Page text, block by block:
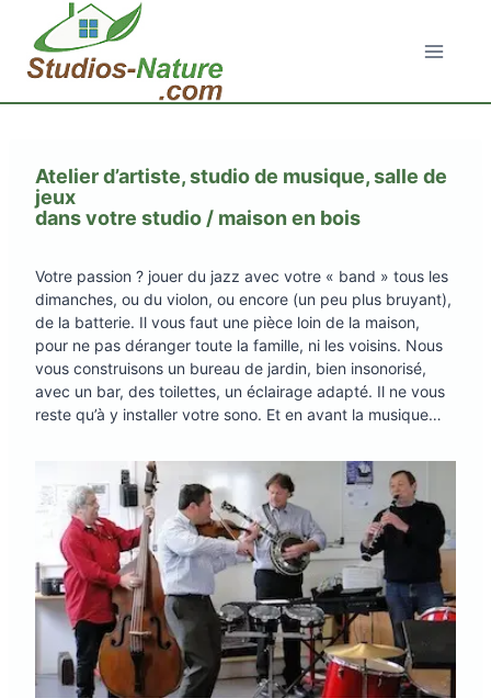
contenu
Atelier d’artiste, studio de musique, salle de
jeux
dans votre studio / maison en bois
Votre passion ? jouer du jazz avec votre « band » tous les
dimanches, ou du violon, ou encore (un peu plus bruyant),
de la batterie. Il vous faut une pièce loin de la maison,
pour ne pas déranger toute la famille, ni les voisins. Nous
vous construisons un bureau de jardin, bien insonorisé,
avec un bar, des toilettes, un éclairage adapté. Il ne vous
reste qu’à y installer votre sono. Et en avant la musique…